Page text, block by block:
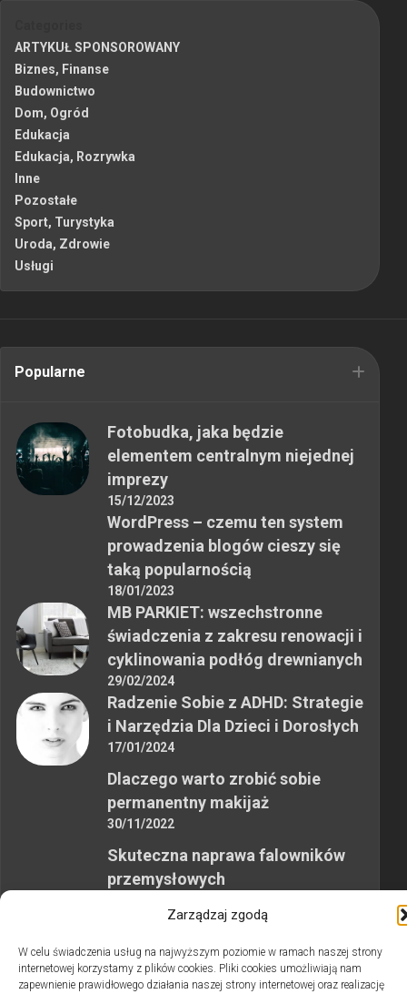
Zarządzaj zgodą
W celu świadczenia usług na najwyższym poziomie w ramach naszej strony
internetowej korzystamy z plików cookies. Pliki cookies umożliwiają nam
zapewnienie prawidłowego działania naszej strony internetowej oraz realizację
ARTYKUŁ SPONSOROWANY
Biznes, Finanse
Budownictwo
Dom, Ogród
Edukacja
Edukacja, Rozrywka
Inne
Pozostałe
Sport, Turystyka
Uroda, Zdrowie
Usługi
Popularne
Fotobudka, jaka będzie
elementem centralnym niejednej
imprezy
15/12/2023
WordPress – czemu ten system
prowadzenia blogów cieszy się
taką popularnością
18/01/2023
MB PARKIET: wszechstronne
świadczenia z zakresu renowacji i
cyklinowania podłóg drewnianych
29/02/2024
Radzenie Sobie z ADHD: Strategie
i Narzędzia Dla Dzieci i Dorosłych
17/01/2024
Dlaczego warto zrobić sobie
permanentny makijaż
30/11/2022
Skuteczna naprawa falowników
przemysłowych